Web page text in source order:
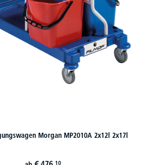
Morgan MP2010A 2x12l 2x17l
10